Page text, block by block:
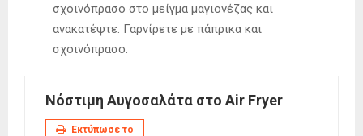
σχοινόπρασο στο μείγμα μαγιονέζας και
ανακατέψτε. Γαρνίρετε με πάπρικα και
σχοινόπρασο.
Νόστιμη Αυγοσαλάτα στο Air Fryer
Εκτύπωσε το